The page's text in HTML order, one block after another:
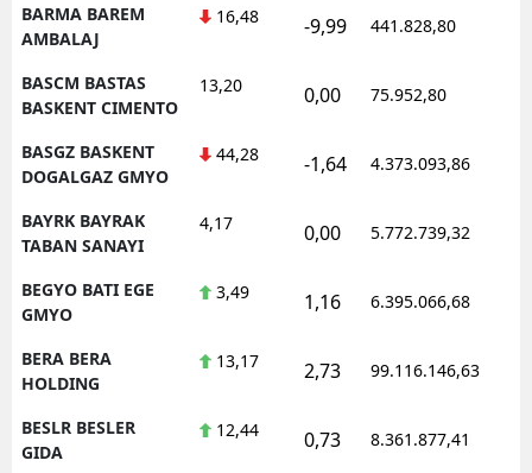
BARMA BAREM
AMBALAJ
16,48 -9,99 441.828,80
BASCM BASTAS
BASKENT CIMENTO
13,20 0,00 75.952,80
BASGZ BASKENT
DOGALGAZ GMYO
44,28 -1,64 4.373.093,86
BAYRK BAYRAK
TABAN SANAYI
4,17 0,00 5.772.739,32
BEGYO BATI EGE
GMYO
3,49 1,16 6.395.066,68
BERA BERA
HOLDING
13,17 2,73 99.116.146,63
BESLR BESLER
GIDA
12,44 0,73 8.361.877,41